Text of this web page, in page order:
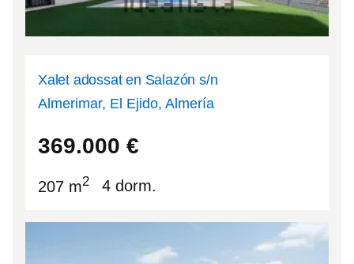
Xalet adossat en Salazón s/n
Almerimar, El Ejido, Almería
369.000 €
207 m2 4 dorm.